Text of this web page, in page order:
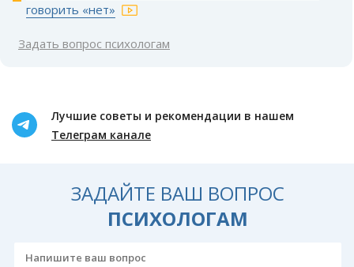
говорить «нет»
Задать вопрос психологам
Лучшие советы и рекомендации в нашем
Телеграм канале
ЗАДАЙТЕ ВАШ ВОПРОС
ПСИХОЛОГАМ